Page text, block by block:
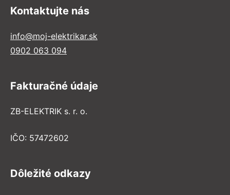
Kontaktujte nás
info@moj-elektrikar.sk
0902 063 094
Fakturačné údaje
ZB-ELEKTRIK s. r. o.
IČO: 57472602
Dôležité odkazy